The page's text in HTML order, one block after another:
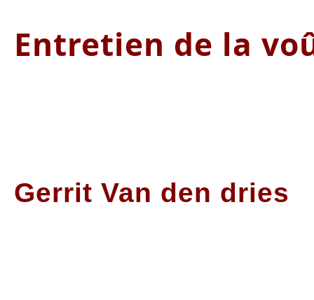
Entretien de la
Gerrit Van den dries